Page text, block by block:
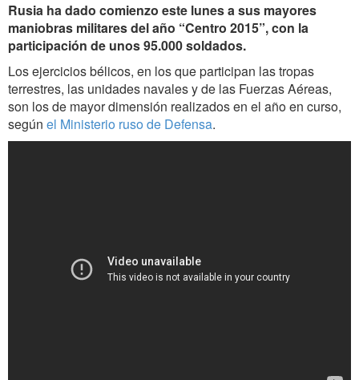
Rusia ha dado comienzo este lunes a sus mayores
maniobras militares del año “Centro 2015”, con la
participación de unos 95.000 soldados.
Los ejercicios bélicos, en los que participan las tropas
terrestres, las unidades navales y de las Fuerzas Aéreas,
son los de mayor dimensión realizados en el año en curso,
según el Ministerio ruso de Defensa.